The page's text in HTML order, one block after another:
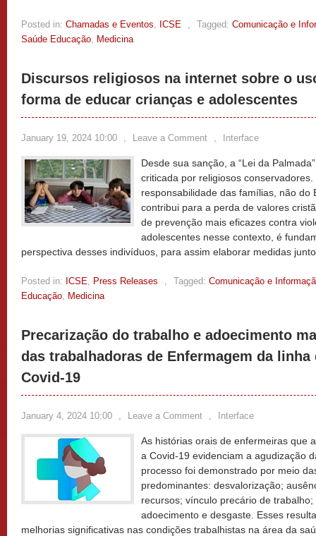
Posted in: Chamadas e Eventos, ICSE , Tagged: Comunicação e
Saúde Educação, Medicina
Discursos religiosos na internet sobre o
forma de educar crianças e adolescentes
January 19, 2024 10:00 , Leave a Comment , Interface
Desde sua sanção, a “Lei da
criticada por religiosos
responsabilidade das famílias, não do
contribui para a perda de valores
de prevenção mais eficazes contra
adolescentes nesse contexto, é
perspectiva desses indivíduos, para assim elaborar medidas
Posted in: ICSE, Press Releases , Tagged: Comunicação e
Educação, Medicina
Precarização do trabalho e adoecimento
das trabalhadoras de Enfermagem da
Covid-19
January 4, 2024 10:00 , Leave a Comment , Interface
As histórias orais de enfermeiras que
a Covid-19 evidenciam a agudização
processo foi demonstrado por meio
predominantes: desvalorização;
recursos; vínculo precário de
adoecimento e desgaste. Esses
melhorias significativas nas condições trabalhistas na área da